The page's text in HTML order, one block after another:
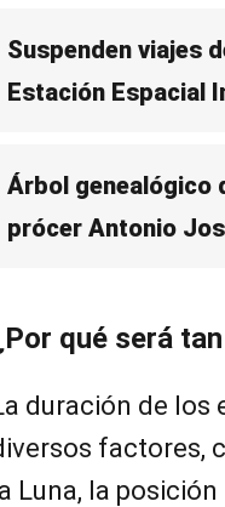
Suspenden viajes
Estación Espacial
Árbol genealógico
prócer Antonio
qué será
duración de los
factores,
Luna, la